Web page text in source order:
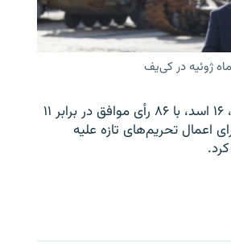
ژوئیه در کی‌یف
سنای امریکا روز جمعه، ۱۶ اسد، با ۸۶ رأی موافق در برابر ۱۱
اعمال تحریم‌های تازه علیه